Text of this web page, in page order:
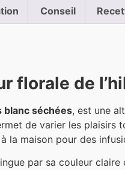
Conseil
florale de
blanc séchées, est une
de varier les
la maison pour des
par sa couleur